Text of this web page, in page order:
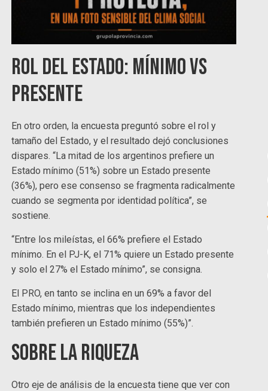
Rol del Estado: mínimo vs
presente
En otro orden, la encuesta preguntó sobre el rol y
tamaño del Estado, y el resultado dejó conclusiones
dispares. “La mitad de los argentinos prefiere un
Estado mínimo (51%) sobre un Estado presente
(36%), pero ese consenso se fragmenta radicalmente
cuando se segmenta por identidad política”, se
sostiene.
“Entre los mileístas, el 66% prefiere el Estado
mínimo. En el PJ-K, el 71% quiere un Estado presente
y solo el 27% el Estado mínimo”, se consigna.
El PRO, en tanto se inclina en un 69% a favor del
Estado mínimo, mientras que los independientes
también prefieren un Estado mínimo (55%)”.
Sobre la riqueza
Otro eje de análisis de la encuesta tiene que ver con